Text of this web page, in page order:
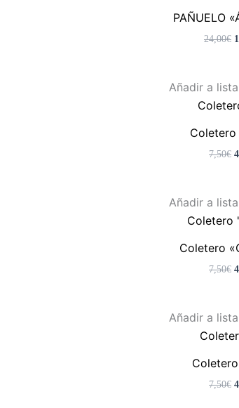
PAÑUELO
24,00€
Añadir a
Coletero
7,50€
El
Añadir a
Coletero
7,50€
El
Añadir a
7,50€
El